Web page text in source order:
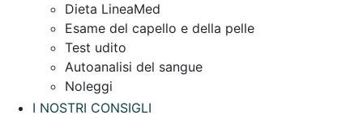
Dieta LineaMed
Esame del capello e della pelle
Test udito
Autoanalisi del sangue
Noleggi
I NOSTRI CONSIGLI